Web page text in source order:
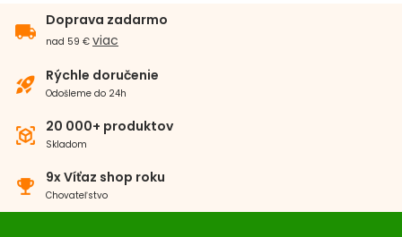
local_shipping
Doprava zadarmo
nad 59 € viac
rocket_launch Rýchle doručenie
Odošleme do 24h
view_in_ar 20 000+ produktov
Skladom
emoji_events 9x Víťaz shop roku
Chovateľstvo